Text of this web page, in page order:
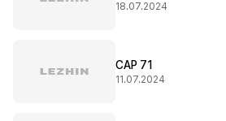
18.07.2024
CAP 71
11.07.2024